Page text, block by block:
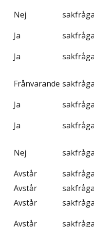
Nej
Ja
Ja
Frånvarande
Ja
Ja
Nej
Avstår
Avstår
Avstår
Avstår